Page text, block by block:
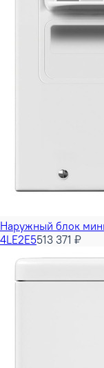
Наружный блок
4LE2E5513 371 ₽